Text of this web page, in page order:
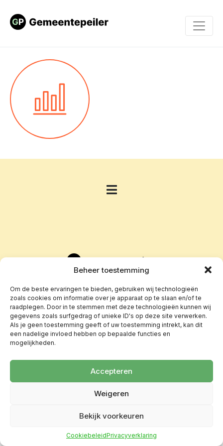
Beheer toestemming
Om de beste ervaringen te bieden, gebruiken wij technologieën
zoals cookies om informatie over je apparaat op te slaan en/of te
raadplegen. Door in te stemmen met deze technologieën kunnen wij
gegevens zoals surfgedrag of unieke ID's op deze site verwerken.
Als je geen toestemming geeft of uw toestemming intrekt, kan dit
een nadelige invloed hebben op bepaalde functies en
mogelijkheden.
Accepteren
Weigeren
Bekijk voorkeuren
CookiebeleidPrivacyverklaring